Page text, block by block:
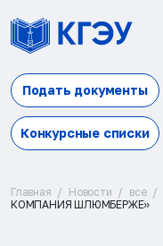
Подать документы
Конкурсные списки
Главная Новости все
КОМПАНИЯ ШЛЮМБЕРЖЕ»